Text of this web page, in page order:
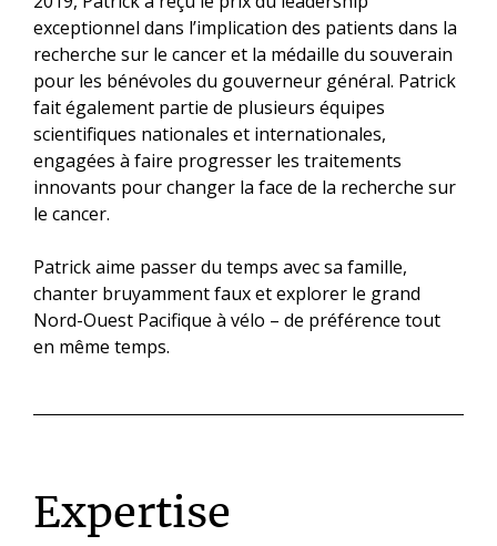
exceptionnel dans l’implication des patients dans la
recherche sur le cancer et la médaille du souverain
pour les bénévoles du gouverneur général. Patrick
fait également partie de plusieurs équipes
scientifiques nationales et internationales,
engagées à faire progresser les traitements
innovants pour changer la face de la recherche sur
le cancer.
Patrick aime passer du temps avec sa famille,
chanter bruyamment faux et explorer le grand
Nord-Ouest Pacifique à vélo – de préférence tout
en même temps.
Expertise